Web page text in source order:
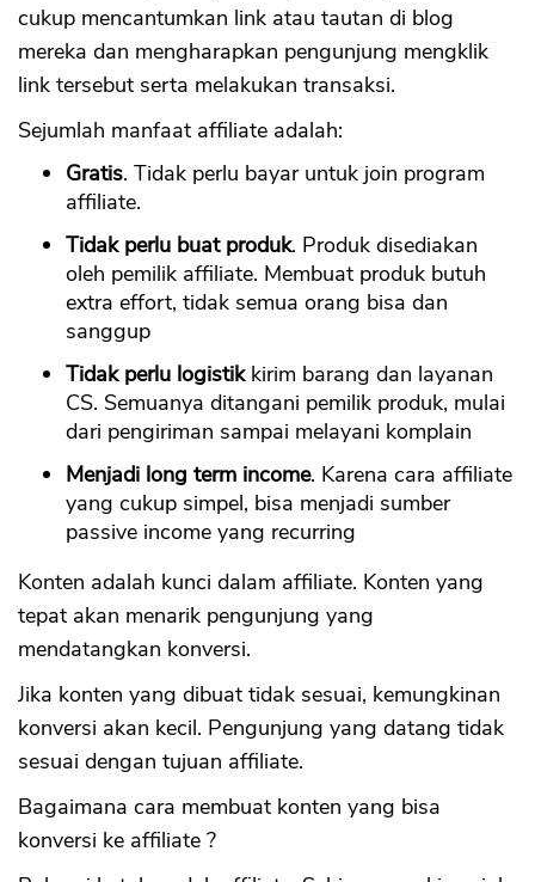
cukup mencantumkan link atau tautan di blog
mereka dan mengharapkan pengunjung mengklik
link tersebut serta melakukan transaksi.
Sejumlah manfaat affiliate adalah:
Gratis. Tidak perlu bayar untuk join program
affiliate.
Tidak perlu buat produk. Produk disediakan
oleh pemilik affiliate. Membuat produk butuh
extra effort, tidak semua orang bisa dan
sanggup
Tidak perlu logistikkirim barang dan layanan
CS. Semuanya ditangani pemilik produk, mulai
dari pengiriman sampai melayani komplain
Menjadi long term income. Karena cara affiliate
yang cukup simpel, bisa menjadi sumber
passive income yang recurring
Konten adalah kunci dalam affiliate. Konten yang
tepat akan menarik pengunjung yang
mendatangkan konversi.
Jika konten yang dibuat tidak sesuai, kemungkinan
konversi akan kecil. Pengunjung yang datang tidak
sesuai dengan tujuan affiliate.
Bagaimana cara membuat konten yang bisa
konversi ke affiliate ?